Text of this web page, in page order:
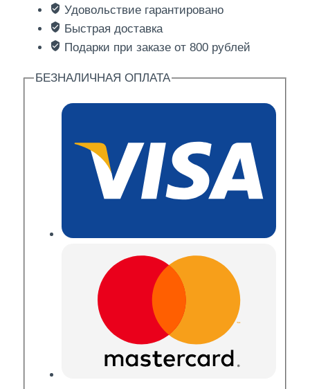
"Эби"
Удовольствие гарантировано
Быстрая доставка
Подарки при заказе от 800 рублей
БЕЗНАЛИЧНАЯ ОПЛАТА